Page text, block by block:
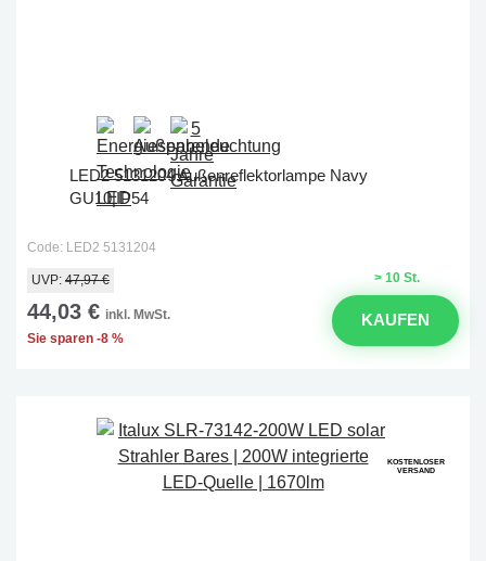
LED2 5131204 Außenreflektorlampe Navy
GU10|IP54
Code: LED2 5131204
> 10 St.
UVP: 47,97 €
44,03 € inkl. MwSt.
Sie sparen -8 %
KAUFEN
KOSTENLOSER
VERSAND